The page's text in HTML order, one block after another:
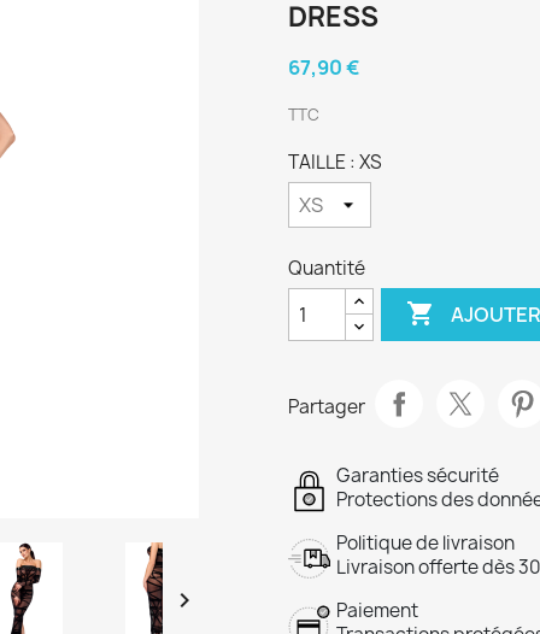

DRESS
67,90 €
TTC
TAILLE : XS
Quantité

Partager
Garanties sécurité
Protections des
Politique de livraison
Livraison offerte dès
Paiement